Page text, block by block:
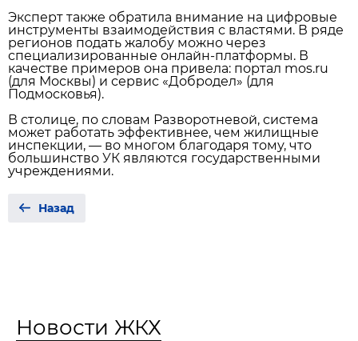
Эксперт также обратила внимание на цифровые
инструменты взаимодействия с властями. В ряде
регионов подать жалобу можно через
специализированные онлайн‑платформы. В
качестве примеров она привела: портал mos.ru
(для Москвы) и сервис «Добродел» (для
Подмосковья).
В столице, по словам Разворотневой, система
может работать эффективнее, чем жилищные
инспекции, — во многом благодаря тому, что
большинство УК являются государственными
учреждениями.
Назад
Новости ЖКХ